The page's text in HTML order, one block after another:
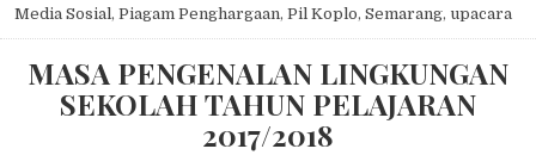
Media Sosial , Piagam Penghargaan, Pil Koplo, Semarang, upacara
MASA PENGENALAN LINGKUNGAN
SEKOLAH TAHUN PELAJARAN
2017/2018